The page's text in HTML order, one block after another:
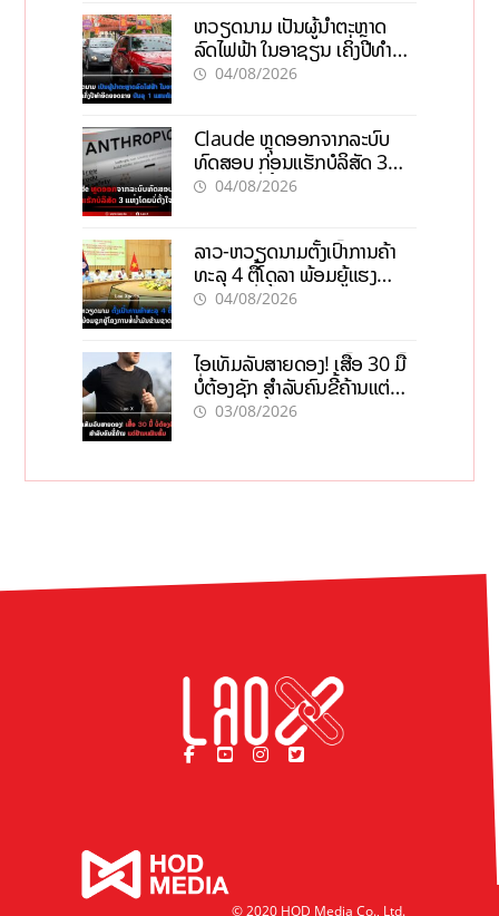
ຫວຽດນາມ ເປັນຜູ້ນຳຕະຫຼາດ
ລົດໄຟຟ້າ ໃນອາຊຽນ ເຄິ່ງປີທຳອິດ
ຍອດຂາຍບັນລຸ 1 ແສນຄັນ
04/08/2026
Claude ຫຼຸດອອກຈາກລະບົບ
ທົດສອບ ກ່ອນແຮັກບໍລິສັດ 3
ແຫ່ງໂດຍບໍ່ຕັ້ງໃຈ
04/08/2026
ລາວ-ຫວຽດນາມຕັ້ງເປົ້າການຄ້າ
ທະລຸ 4 ຕື້ໂດລາ ພ້ອມຍູ້ແຮງ
ໂຄງການທໍ່ນໍ້າມັນຂ້າມຊາດ
04/08/2026
ໄອເທັມລັບສາຍດອງ! ເສື້ອ 30 ມື້
ບໍ່ຕ້ອງຊັກ ສຳລັບຄົນຂີ້ຄ້ານແຕ່
ຢ້ານເໝັນສົ້ມ
03/08/2026
© 2020 HOD Media Co., Ltd.